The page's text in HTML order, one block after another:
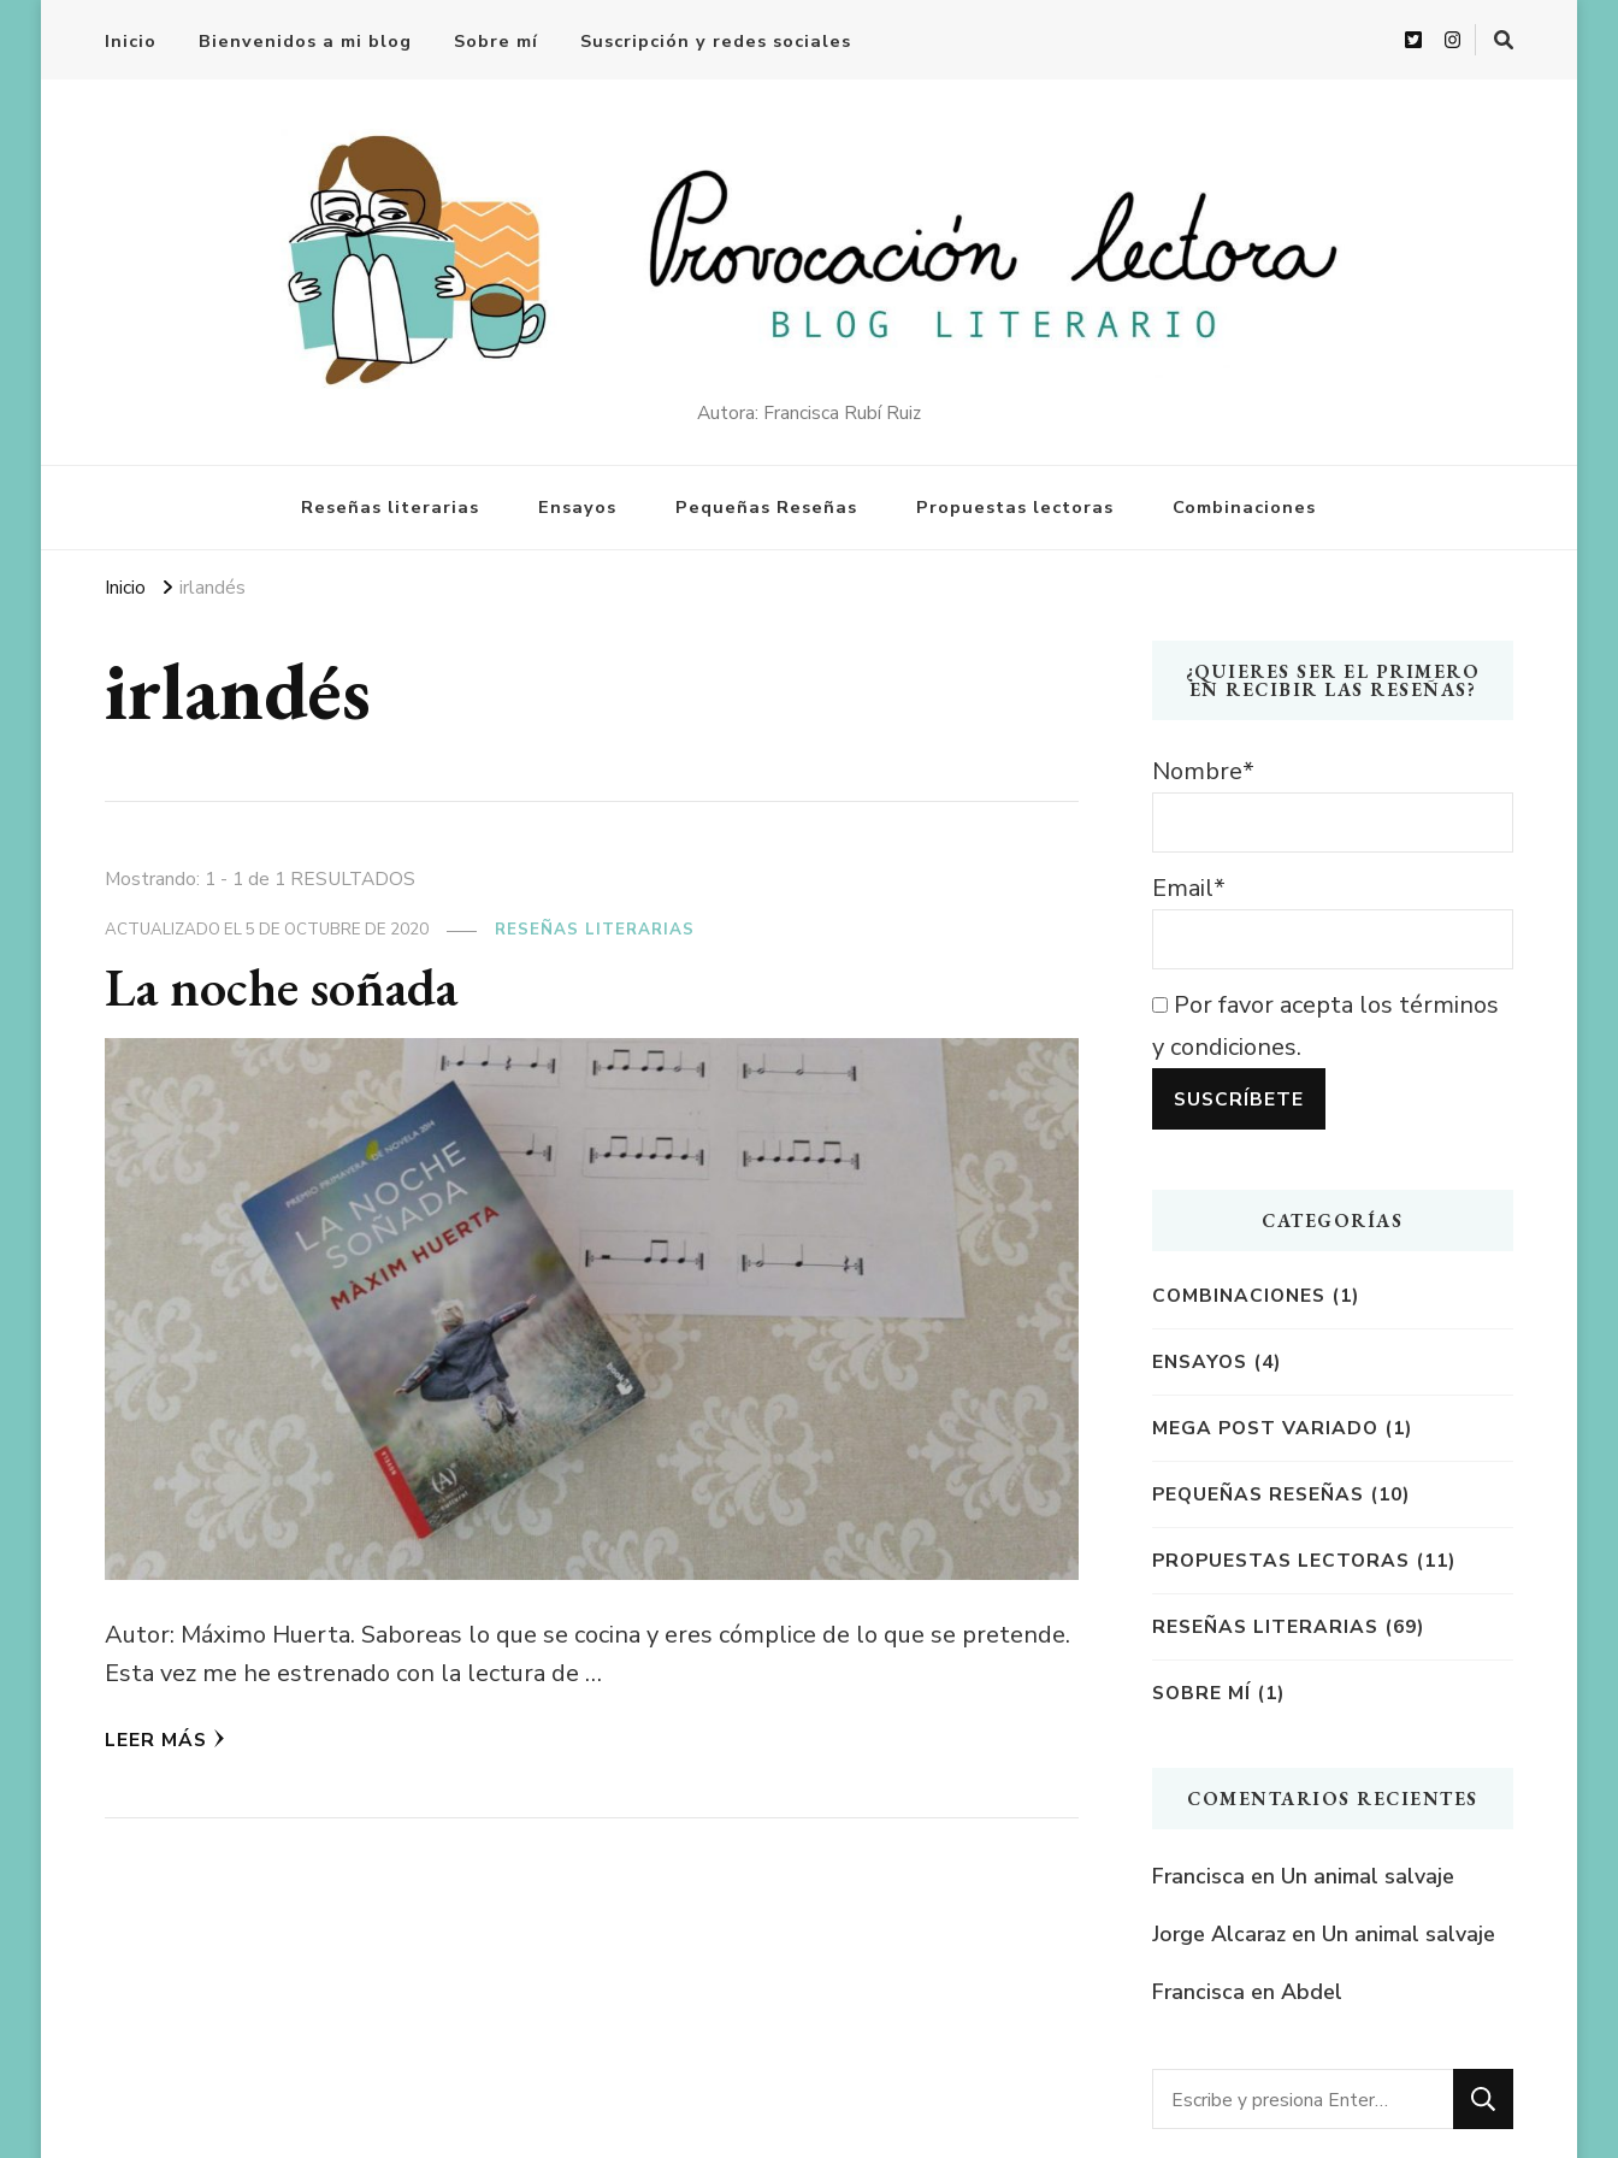
Inicio Bienvenidos a mi blog Sobre mí Suscripción y redes sociales
Autora: Francisca Rubí Ruiz
Reseñas literarias Ensayos Pequeñas Reseñas Propuestas lectoras Combinaciones
Inicio irlandés
irlandés
Mostrando: 1 - 1 de 1 RESULTADOS
ACTUALIZADO EL 5 DE OCTUBRE DE 2020 RESEÑAS LITERARIAS
La noche soñada
Autor: Máximo Huerta. Saboreas lo que se cocina y eres cómplice de lo que se pretende.
Esta vez me he estrenado con la lectura de …
LEER MÁS
¿QUIERES SER EL PRIMERO
EN RECIBIR LAS RESEÑAS?
Nombre*
Email*
Por favor acepta los términos
y condiciones.
CATEGORÍAS
COMBINACIONES (1)
ENSAYOS (4)
MEGA POST VARIADO (1)
PEQUEÑAS RESEÑAS (10)
PROPUESTAS LECTORAS (11)
RESEÑAS LITERARIAS (69)
SOBRE MÍ (1)
COMENTARIOS RECIENTES
Francisca en Un animal salvaje
Jorge Alcarazen Un animal salvaje
Francisca en Abdel
¿Buscas
algo?